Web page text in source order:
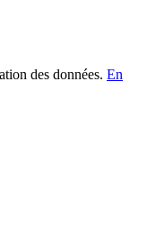
des données. En